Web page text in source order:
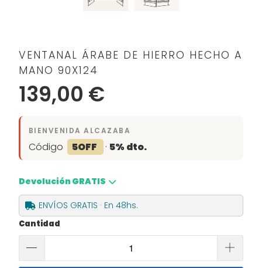
VENTANAL ÁRABE DE HIERRO HECHO A
MANO 90X124
139,00 €
BIENVENIDA ALCAZABA
Código 5OFF · 5% dto.
Devolución GRATIS
ENVÍOS GRATIS · En 48hs.
Cantidad